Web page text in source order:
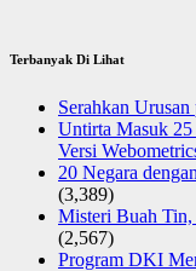
Terbanyak Di Lihat
Serahkan
Untirta Masuk 25
Versi
20 Negara
(3,389)
Misteri Buah Tin,
(2,567)
Program DKI